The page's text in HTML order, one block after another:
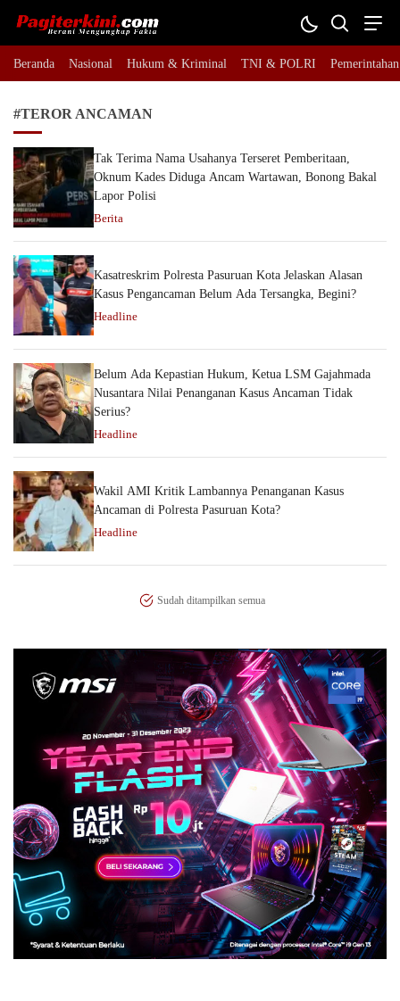
Pagiterkini.com
Berani Mengungkap Fakta
Beranda Nasional Hukum & Kriminal TNI & POLRI Pemerintahan
#TEROR ANCAMAN
Tak Terima Nama Usahanya Terseret Pemberitaan,
Oknum Kades Diduga Ancam Wartawan, Bonong Bakal
Lapor Polisi
Berita
Kasatreskrim Polresta Pasuruan Kota Jelaskan Alasan
Kasus Pengancaman Belum Ada Tersangka, Begini?
Headline
Belum Ada Kepastian Hukum, Ketua LSM Gajahmada
Nusantara Nilai Penanganan Kasus Ancaman Tidak
Serius?
Headline
Wakil AMI Kritik Lambannya Penanganan Kasus
Ancaman di Polresta Pasuruan Kota?
Headline
Sudah ditampilkan semua